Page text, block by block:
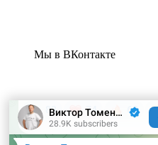
Мы в ВКонтакте